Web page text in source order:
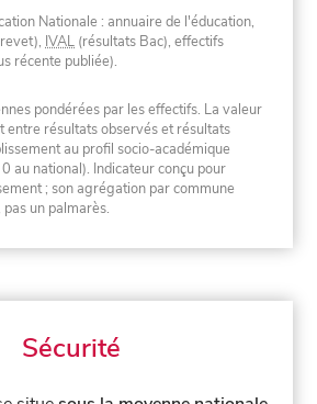
Nationale : annuaire de l'éducation,
IVAL (résultats Bac), effectifs
récente publiée).
pondérées par les effectifs. La valeur
entre résultats observés et résultats
au profil socio-académique
au national). Indicateur conçu pour
; son agrégation par commune
un palmarès.
Sécurité